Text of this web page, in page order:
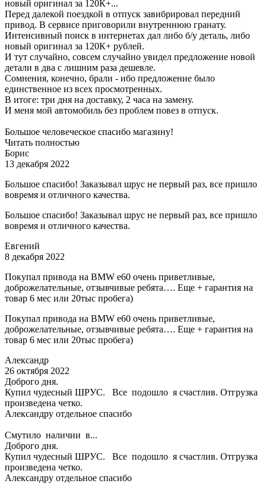
новый оригинал за 120К+...
Перед далекой поездкой в отпуск завибрировал передний
привод. В сервисе приговорили внутреннюю гранату.
Интенсивный поиск в интернетах дал либо б/у деталь, либо
новый оригинал за 120К+ рублей.
И тут случайно, совсем случайно увидел предложение новой
детали в два с лишним раза дешевле.
Сомнения, конечно, брали - ибо предложение было
единственное из всех просмотренных.
В итоге: три дня на доставку, 2 часа на замену.
И меня мой автомобиль без проблем повез в отпуск.
Большое человеческое спасибо магазину!
Читать полностью
Борис
13 декабря 2022
Большое спасибо! Заказывал шрус не первый раз, все пришло
вовремя и отличного качества.
Большое спасибо! Заказывал шрус не первый раз, все пришло
вовремя и отличного качества.
Евгений
8 декабря 2022
Покупал привода на BMW e60 очень приветливые,
доброжелательные, отзывчивые ребята…. Еще + гарантия на
товар 6 мес или 20тыс пробега)
Покупал привода на BMW e60 очень приветливые,
доброжелательные, отзывчивые ребята…. Еще + гарантия на
товар 6 мес или 20тыс пробега)
Александр
26 октября 2022
Доброго дня.
Купил чудесный ШРУС. Все подошло я счастлив. Отгрузка
произведена четко.
Александру отдельное спасибо
Смутило наличии в...
Доброго дня.
Купил чудесный ШРУС. Все подошло я счастлив. Отгрузка
произведена четко.
Александру отдельное спасибо